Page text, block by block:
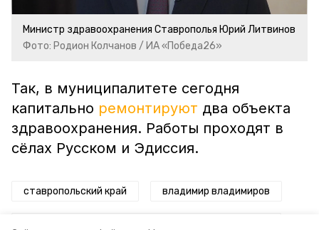
Министр здравоохранения Ставрополья Юрий Литвинов
Фото: Родион Колчанов / ИА «Победа26»
Так, в муниципалитете сегодня
капитально ремонтируют два объекта
здравоохранения. Работы проходят в
сёлах Русском и Эдиссия.
ставропольский край владимир владимиров